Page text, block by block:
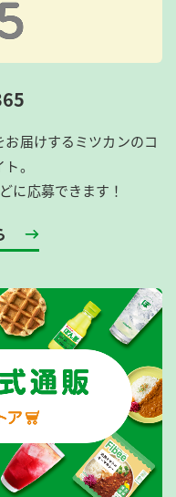
届けするミツカンのコ
。
に応募できます！